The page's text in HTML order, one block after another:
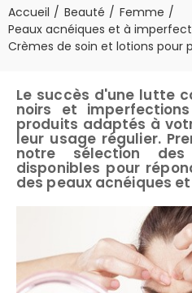
Accueil Beauté
Femme
Peaux acnéiques et à
Crèmes de soin et lotions pour
Le succès d'une lutte
noirs et
produits adaptés à
leur usage régulier.
notre sélection
disponibles pour
des peaux acnéiques